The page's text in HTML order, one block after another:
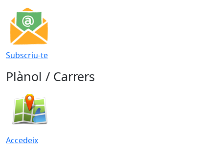
Subscriu-te
Plànol / Carrers
Accedeix